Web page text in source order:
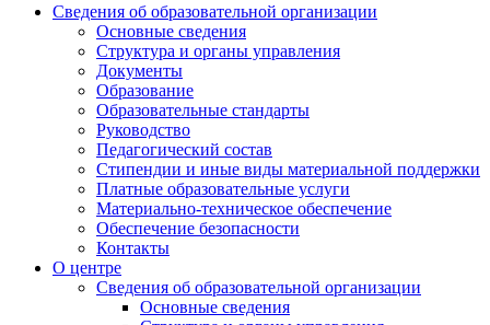
Сведения об образовательной организации
Основные сведения
Структура и органы управления
Документы
Образование
Образовательные стандарты
Руководство
Педагогический состав
Стипендии и иные виды материальной поддержки
Платные образовательные услуги
Материально-техническое обеспечение
Обеспечение безопасности
Контакты
О центре
Сведения об образовательной организации
Основные сведения